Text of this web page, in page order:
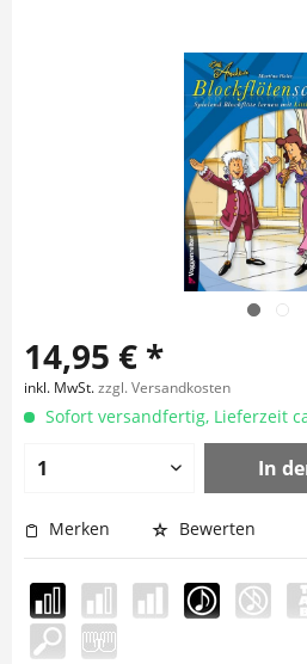
14,95 € *
inkl. MwSt.zzgl. Versandkosten
Sofort versandfertig, Lieferzeit
In
Merken Bewerten